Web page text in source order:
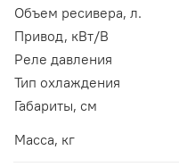
Объем ресивера, л.
Привод, кВт/В
Реле давления
Тип охлаждения
Габариты, см
Масса, кг